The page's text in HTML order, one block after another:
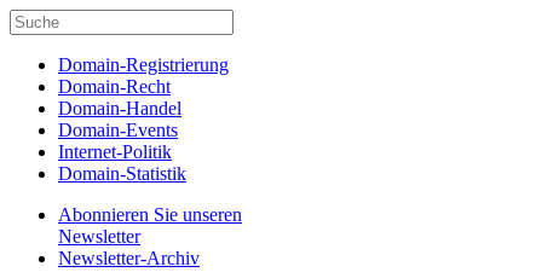
Domain-Registrierung
Domain-Recht
Domain-Handel
Domain-Events
Internet-Politik
Domain-Statistik
Abonnieren Sie unseren
Newsletter
Newsletter-Archiv